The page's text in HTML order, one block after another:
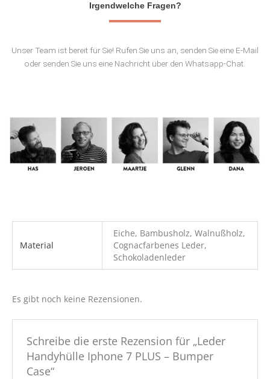
Irgendwelche Fragen?
Unser Team ist bereit für Sie! Rufen Sie uns an, senden Sie eine E-Mail
oder senden Sie uns eine Nachricht über den Whatsapp-Chat.
Material
Eiche, Bambusholz, Walnußholz,
Cognacfarbenes Leder,
Schokoladenleder
Es gibt noch keine Rezensionen.
Schreibe die erste Rezension für „Leder
Handyhülle Iphone 7 PLUS – Bumper
Case“